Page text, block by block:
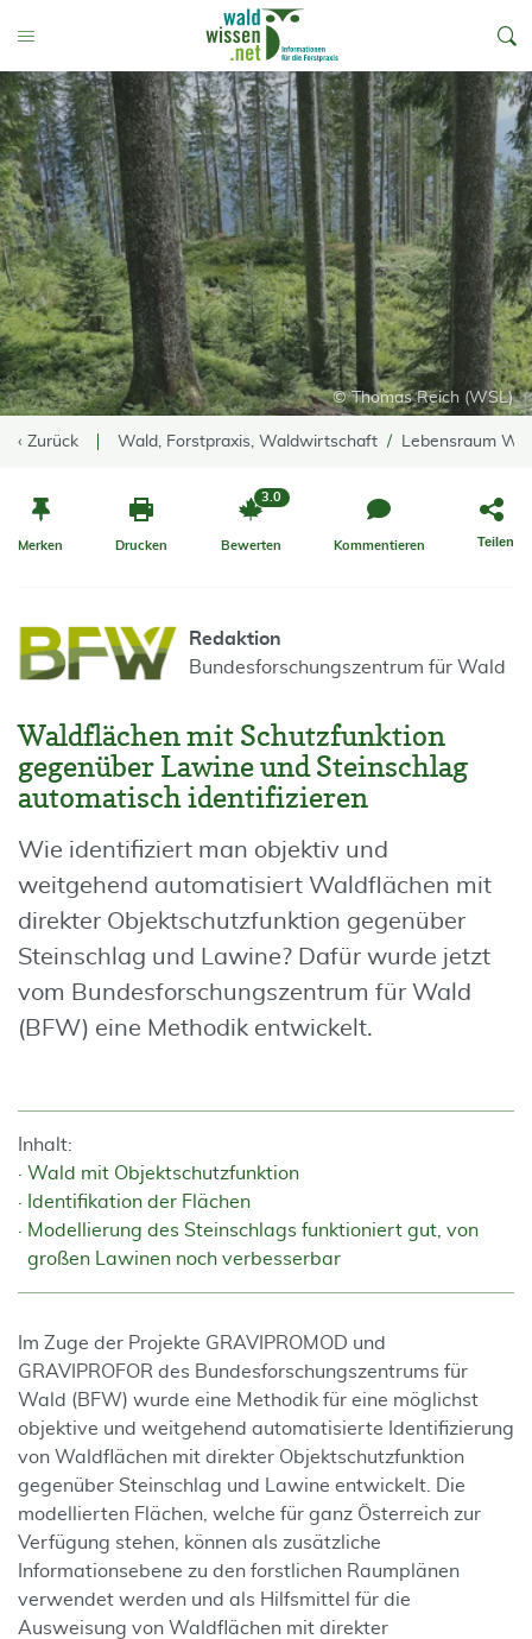
Toggle Menu
© Thomas Reich (WSL)
‹ Zurück Wald, Forstpraxis, Waldwirtschaft Lebensraum
Merken Drucken Bewerten
3.0
Kommentieren Teilen
Redaktion
Bundesforschungszentrum für Wald
Waldflächen mit Schutzfunktion
gegenüber Lawine und Steinschlag
automatisch identifizieren
Wie identifiziert man objektiv und
weitgehend automatisiert Waldflächen mit
direkter Objektschutzfunktion gegenüber
Steinschlag und Lawine? Dafür wurde jetzt
vom Bundesforschungszentrum für Wald
(BFW) eine Methodik entwickelt.
Inhalt:
Wald mit Objektschutzfunktion
Identifikation der Flächen
Modellierung des Steinschlags funktioniert gut, von
großen Lawinen noch verbesserbar
Im Zuge der Projekte GRAVIPROMOD und
GRAVIPROFOR des Bundesforschungszentrums für
Wald (BFW) wurde eine Methodik für eine möglichst
objektive und weitgehend automatisierte Identifizierung
von Waldflächen mit direkter Objektschutzfunktion
gegenüber Steinschlag und Lawine entwickelt. Die
modellierten Flächen, welche für ganz Österreich zur
Verfügung stehen, können als zusätzliche
Informationsebene zu den forstlichen Raumplänen
verwendet werden und als Hilfsmittel für die
Ausweisung von Waldflächen mit direkter